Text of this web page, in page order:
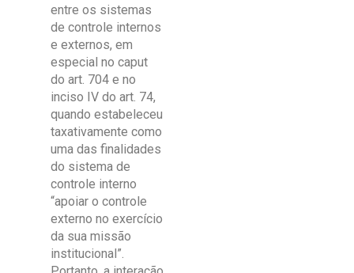
entre os sistemas
de controle internos
e externos, em
especial no caput
do art. 704 e no
inciso IV do art. 74,
quando estabeleceu
taxativamente como
uma das finalidades
do sistema de
controle interno
“apoiar o controle
externo no exercício
da sua missão
institucional”.